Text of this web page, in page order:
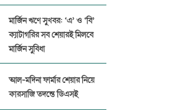
মার্জিন ঋণে সুখবর: ‘এ’ ও ‘বি’
ক্যাটাগরির সব শেয়ারই মিলবে
মার্জিন সুবিধা
আল-মদিনা ফার্মার শেয়ার নিয়ে
কারসাজি তদন্তে ডিএসই